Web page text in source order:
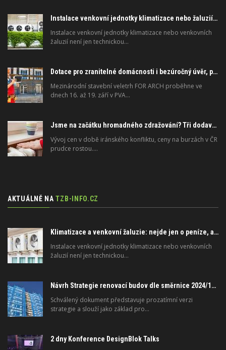
Instalace venkovní jednotky klimatizace nebo žaluzií podléhá jasným právním pravidlům
Instalace venkovní jednotky klimatizace nebo venkovních
žaluzií není jen technickou…
Dotace pro zranitelné domácnosti i bezúročný úvěr, poradenství na veletrhu FOR ARCH
Mezinárodní stavební veletrh FOR ARCH proběhne ve
dnech 16. až 19. září v PVA…
Jsme na začátku hromadného zdražování? Tři dodavatelé zvýšili ceny
Vývoj cen v době iránského konfliktu, ceny na burzách v ČR
prudce rostou.…
AKTUÁLNĚ NA TZB-INFO.CZ
Klimatizace a venkovní žaluzie: nejde jen o peníze, ale i o právo
Instalace venkovní jednotky klimatizace nebo venkovních
žaluzií není jen technickou…
Návrh Strategie renovací budov dle směrnice 2024/1275/EU o energetické náročnosti budov
Schválený dokument představuje prozatímní verzi
strategie a slouží jako základ pro…
2 dny Konference DesignBlok Talks